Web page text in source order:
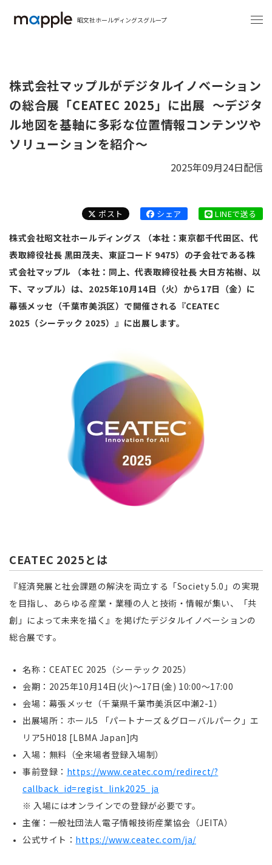
昭文社ホールディングスグループ
株式会社マップルがデジタルイノベーション
の総合展「CEATEC 2025」に出展 ～デジタ
ル地図を基軸に多彩な位置情報コンテンツや
ソリューションを紹介～
2025年09月24日配信
ポスト シェア LINEで送る
株式会社昭文社ホールディングス （本社：東京都千代田区、代
表取締役社長 黒田茂夫、東証コード 9475）の子会社である株
式会社マップル （本社：同上、代表取締役社長 大日方祐樹、以
下、マップル）は、2025年10月14日（火）から17日（金）に
幕張メッセ（千葉市美浜区）で開催される『CEATEC
2025（シーテック 2025）』に出展します。
CEATEC 2025とは
『経済発展と社会課題の解決を両立する「Society 5.0」の実現
を目指し、あらゆる産業・業種の人と技術・情報が集い、「共
創」によって未来を描く』を掲げたデジタルイノベーションの
総合展です。
名称： CEATEC 2025 （シーテック 2025）
会期：2025年10月14日(火)～17日(金) 10:00～17:00
会場：幕張メッセ（千葉県千葉市美浜区中瀬2-1）
出展場所：ホール5 「パートナーズ＆グローバルパーク」エ
リア5H018 [LBMA Japan]内
入場：無料（全来場者登録入場制）
事前登録： https://www.ceatec.com/redirect/?
callback_id=regist_link2025_ja
※ 入場にはオンラインでの登録が必要です。
主催：一般社団法人電子情報技術産業協会（JEITA）
公式サイト： https://www.ceatec.com/ja/